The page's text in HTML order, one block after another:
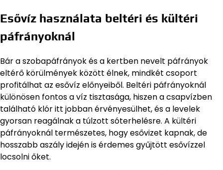
Esővíz használata beltéri és kültéri
páfrányoknál
Bár a szobapáfrányok és a kertben nevelt páfrányok
eltérő körülmények között élnek, mindkét csoport
profitálhat az esővíz előnyeiből. Beltéri páfrányoknál
különösen fontos a víz tisztasága, hiszen a csapvízben
található klór itt jobban érvényesülhet, és a levelek
gyorsan reagálnak a túlzott sóterhelésre. A kültéri
páfrányoknál természetes, hogy esővizet kapnak, de
hosszabb aszály idején is érdemes gyűjtött esővízzel
locsolni őket.